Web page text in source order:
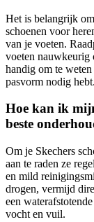
Het is belangrijk
schoenen voor
van je voeten.
voeten nauwkeurig
handig om te
pasvorm nodig hebt.
Hoe kan ik
beste
Om je Skechers
aan te raden ze
en mild
drogen, vermijd
een
vocht en vuil.